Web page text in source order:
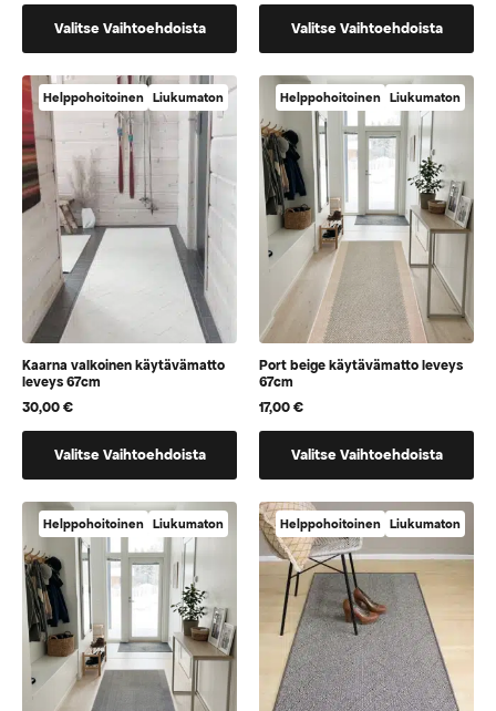
Valitse Vaihtoehdoista
tuotteella
vaihtoehtoja,
jotka
voidaan
valita
tuotteen
sivulla
Valitse Vaihtoehdoista
tuotteella
vaihtoehtoja,
jotka
voidaan
valita
tuotteen
sivulla
Helppohoitoinen Liukumaton
Kaarna valkoinen käytävämatto
leveys 67cm
30,00€
Valitse Vaihtoehdoista
vaihtoehtoja,
jotka
voidaan
valita
tuotteen
sivulla
Helppohoitoinen Liukumaton
Port beige käytävämatto leveys
67cm
17,00€
Valitse Vaihtoehdoista
vaihtoehtoja,
jotka
voidaan
valita
tuotteen
sivulla
Helppohoitoinen Liukumaton Helppohoitoinen Liukumaton